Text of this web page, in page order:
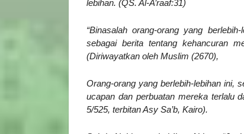
lebihan. (QS. Al-A’raaf:31)
“Binasalah orang-orang yang
sebagai berita tentang kehancuran
(Diriwayatkan oleh Muslim (2670),
Orang-orang yang berlebih-lebihan ini,
ucapan dan perbuatan mereka terlalu
5/525, terbitan Asy Sa’b, Kairo).